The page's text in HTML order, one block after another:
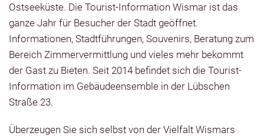
Ostseeküste. Die Tourist-Information Wismar ist das
ganze Jahr für Besucher der Stadt geöffnet.
Informationen, Stadtführungen, Souvenirs, Beratung zum
Bereich Zimmervermittlung und vieles mehr bekommt
der Gast zu Bieten. Seit 2014 befindet sich die Tourist-
Information im Gebäudeensemble in der Lübschen
Straße 23.
Überzeugen Sie sich selbst von der Vielfalt Wismars